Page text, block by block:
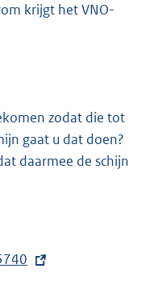
krijgt het VNO-
zodat die tot
gaat u dat doen?
daarmee de schijn